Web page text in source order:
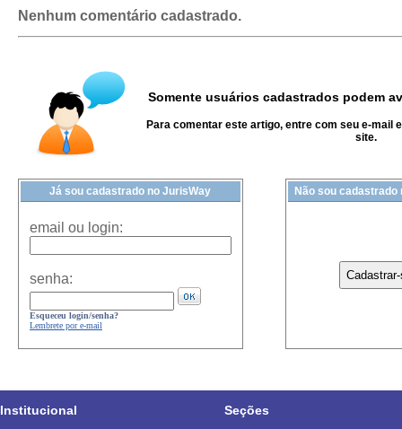
Nenhum comentário cadastrado.
Somente usuários cadastrados podem
Para comentar este artigo, entre com seu e-mail
site.
Já sou cadastrado no JurisWay
email ou login:
senha:
Esqueceu login/senha?
Lembrete por e-mail
Não sou cadastrado
Institucional Seções